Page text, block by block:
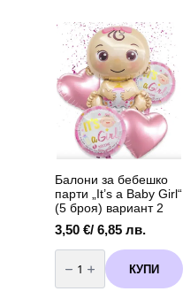
7,62 €
14,90 лв.
variants.
The
options
may
be
chosen
product
Балони за бебешко
парти „It’s a Baby Girl“
(5 броя) вариант 2
3,50 €/ 6,85 лв.
количество
за
Балони
за
КУПИ